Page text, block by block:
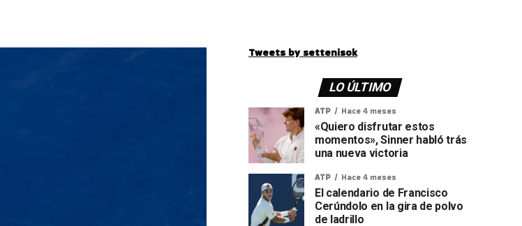
Tweets by settenisok
LO ÚLTIMO
ATP Hace 4 meses
«Quiero disfrutar estos
momentos», Sinner habló trás
una nueva victoria
ATP Hace 4 meses
El calendario de Francisco
Cerúndolo en la gira de polvo
de ladrillo